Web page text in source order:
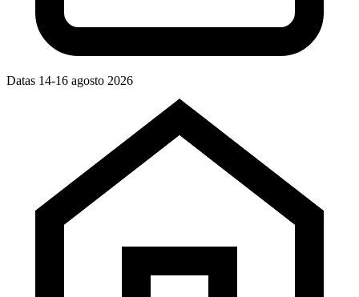
Datas 14-16 agosto 2026